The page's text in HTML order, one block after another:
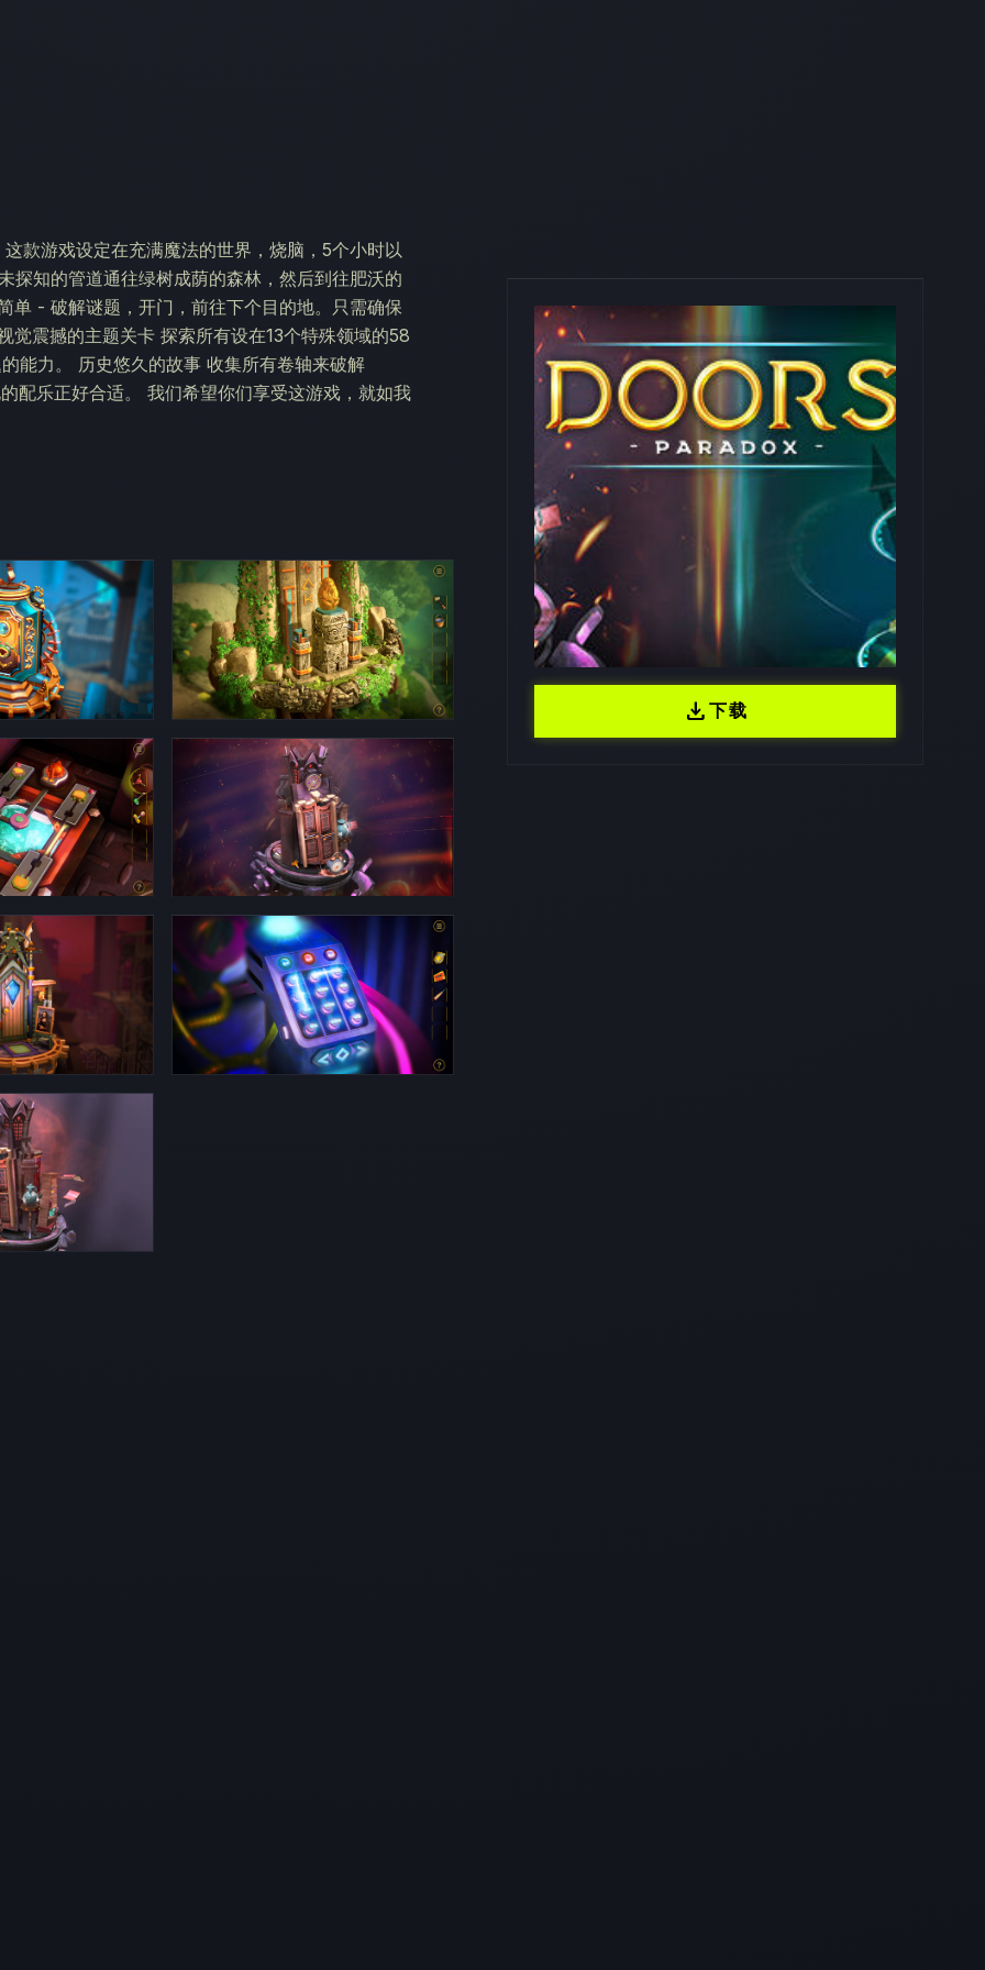
款游戏设定在充满魔法的世界，烧脑，5个小时以
探知的管道通往绿树成荫的森林，然后到往肥沃的
单 - 破解谜题，开门，前往下个目的地。只需确保
觉震撼的主题关卡 探索所有设在13个特殊领域的58
能力。 历史悠久的故事 收集所有卷轴来破解
配乐正好合适。 我们希望你们享受这游戏，就如我
download下载